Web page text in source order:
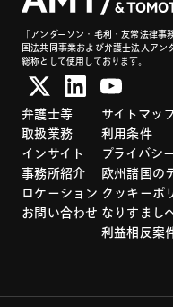
「アンダーソン・毛利・友常法律
国法共同事業および弁護士法人アン
総称として使用しております。
弁護士等
取扱業務
インサイト
事務所紹介
ロケーション
お問い合わせ
サイトマッ
利用条件
プライバシ
欧州諸国の
クッキーポ
なりすまし
利益相反案